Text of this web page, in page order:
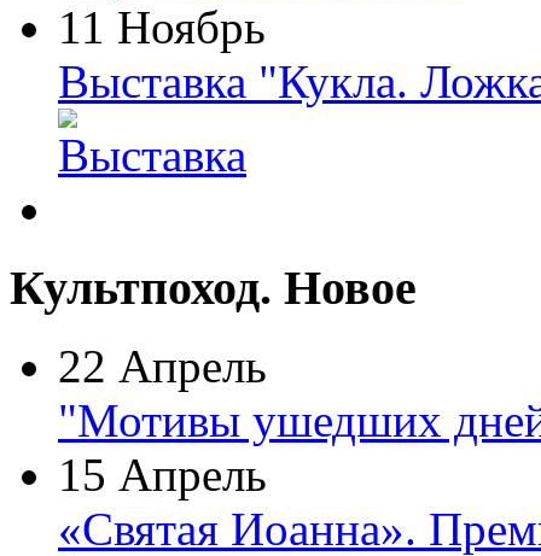
11 Ноябрь
Выставка "Кукла.
Культпоход. Новое
22 Апрель
"Мотивы ушедших
15 Апрель
«Святая Иоанна».